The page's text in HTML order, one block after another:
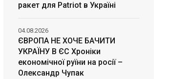
ракет для Patriot в Україні
ЄВРОПА НЕ ХОЧЕ БАЧИТИ
УКРАЇНУ В ЄС Хроніки
економічної руїни на росії –
Олександр Чупак
04.08.2026